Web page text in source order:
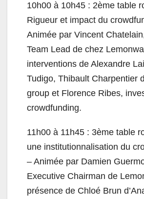
10h00 à 10h45 : 2ème table
Rigueur et impact du
Animée par Vincent
Team Lead de chez
interventions de Alexandre
Tudigo, Thibault Charpentier
group et Florence Ribes,
crowdfunding.
11h00 à 11h45 : 3ème table
une institutionnalisation du
– Animée par Damien
Executive Chairman de
présence de Chloé Brun